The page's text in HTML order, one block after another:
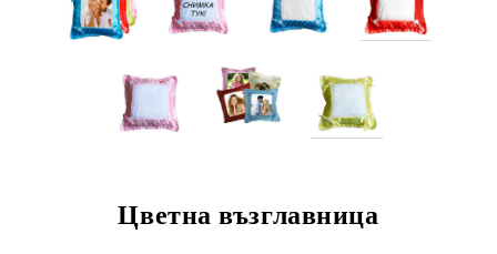
Цветна възглавница